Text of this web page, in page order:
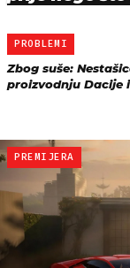
PROBLEMI
Zbog suše:
proizvodnju Dacije
PREMIJERA